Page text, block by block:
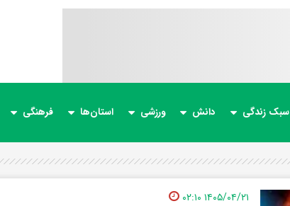
سبک زندگی دانش ورزشی استان‌ها فرهنگی
۱۴۰۵/۰۴/۲۱ ۰۲:۱۰